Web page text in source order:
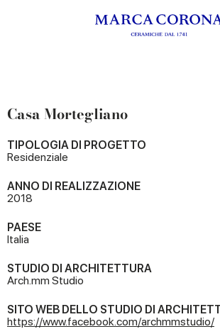
Casa Mortegliano
TIPOLOGIA DI PROGETTO
Residenziale
ANNO DI REALIZZAZIONE
2018
PAESE
Italia
STUDIO DI ARCHITETTURA
Arch.mm Studio
SITO WEB DELLO STUDIO DI
https://www.facebook.com/archmmstudio/